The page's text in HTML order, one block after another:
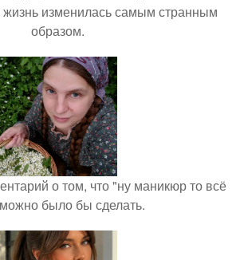
жизнь изменилась самым странным
образом.
о том, что "ну маникюр то всё
было бы сделать.